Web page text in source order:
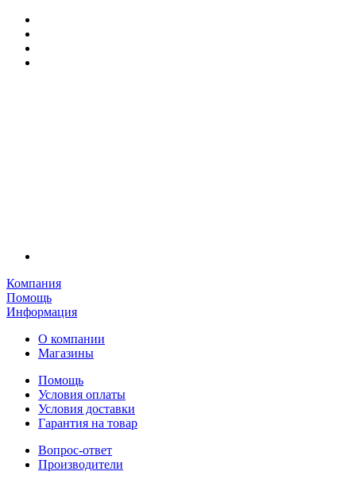
Компания
Помощь
Информация
О компании
Магазины
Помощь
Условия оплаты
Условия доставки
Гарантия на товар
Вопрос-ответ
Производители